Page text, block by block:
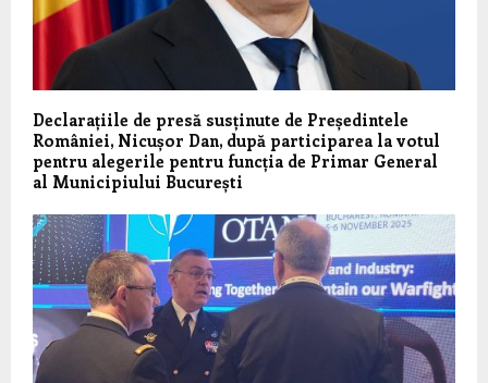
Declarațiile de presă susținute de Președintele
României, Nicușor Dan, după participarea la votul
pentru alegerile pentru funcția de Primar General
al Municipiului București